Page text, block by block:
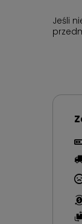
Jeśli